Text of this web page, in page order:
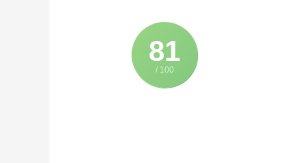
81
/ 100